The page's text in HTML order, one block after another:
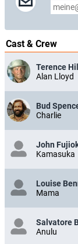
Cast & Crew
Terence Hill
Alan Lloyd
Bud
Charlie
John
Kamasuka
Louise
Mama
Salvatore
Anulu